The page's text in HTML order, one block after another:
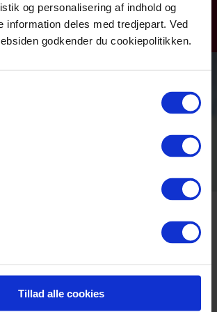
og personalisering af indhold og
information deles med tredjepart. Ved
godkender du cookiepolitikken.
Tillad alle cookies
privatlivspolitik, behandling af
persondata, salgsbetingelser
og QMTH lige her.
LÆS MERE
2026